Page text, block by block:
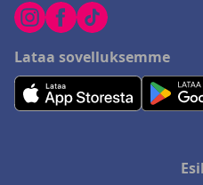
Lataa sovelluksemme